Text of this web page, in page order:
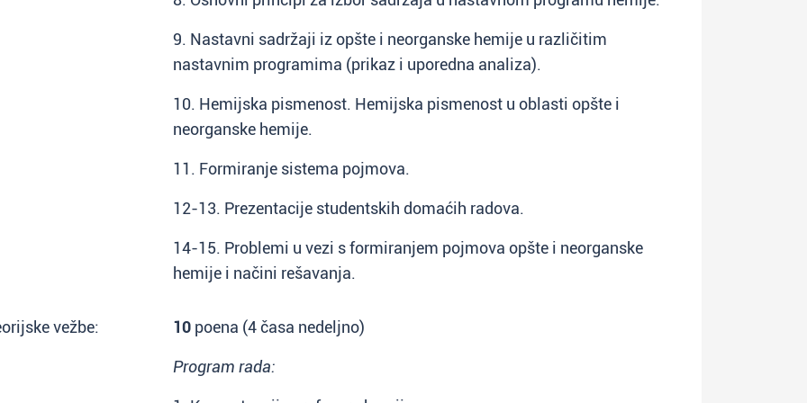
9. Nastavni sadržaji iz opšte i neorganske hemije u različitim
nastavnim programima (prikaz i uporedna analiza).
10. Hemijska pismenost. Hemijska pismenost u oblasti opšte i
neorganske hemije.
11. Formiranje sistema pojmova.
12-13. Prezentacije studentskih domaćih radova.
14-15. Problemi u vezi s formiranjem pojmova opšte i neorganske
hemije i načini rešavanja.
vežbe: 10 poena (4 časa nedeljno)
Program rada: